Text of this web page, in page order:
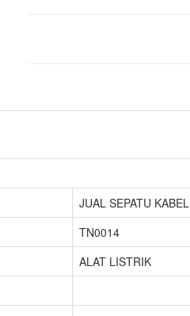
JUAL SEPATU KABEL
TN0014
ALAT LISTRIK